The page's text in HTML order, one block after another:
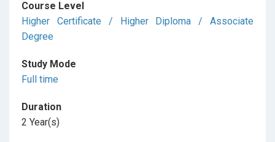
Course Level
Higher Certificate / Higher Diploma / Associate
Degree
Study Mode
Full time
Duration
2 Year(s)